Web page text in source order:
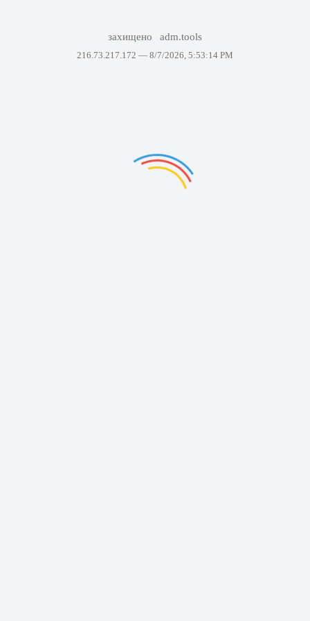
захищено adm.tools
216.73.217.172 — 8/7/2026, 5:53:14 PM